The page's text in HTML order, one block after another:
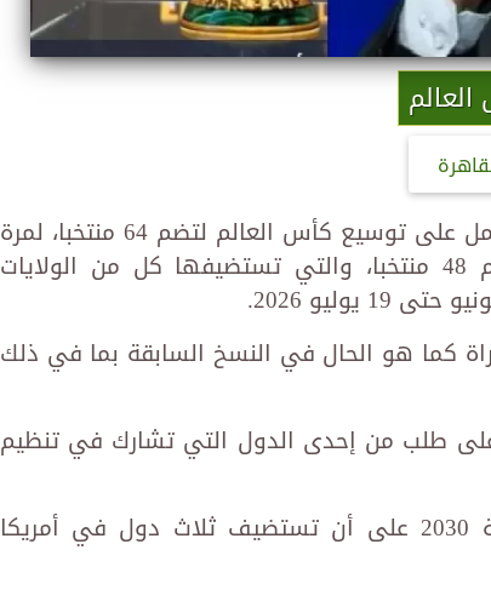
يدرس الاتحاد الدولي لكرة القدم (الفيفا)، العمل على توسيع كأس العالم لتضم 64 منتخبا، لمرة
واحدة، على أن تقام كأس العالم التي تضم 48 منتخبا، والتي تستضيفها كل من الولايات
البطولة 104 مباريات بدلا من 64 مباراة كما هو الحال في النسخ السابقة بما في ذلك
على طلب من إحدى الدول التي تشارك في تنظيم
كما سينظم المغرب وإسبانيا والبرتغال نسخة 2030 على أن تستضيف ثلاث دول في أمريكا